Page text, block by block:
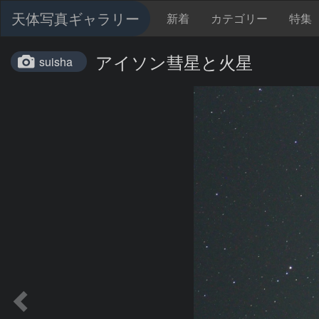
天体写真ギャラリー 新着 カテゴリー 特集
suisha アイソン彗星と火星